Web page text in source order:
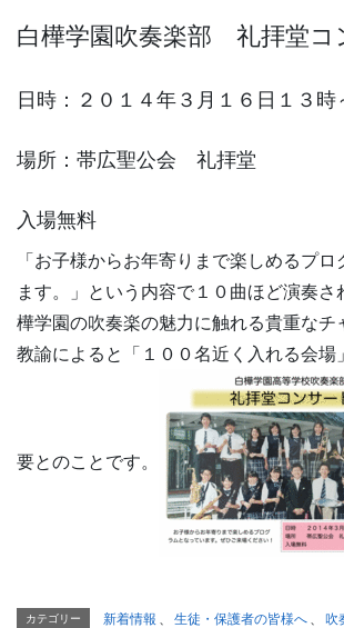
白樺学園吹奏楽部 礼拝堂コ
日時：２０１４年３月１６日１３時
場所：帯広聖公会 礼拝堂
入場無料
「お子様からお年寄りまで楽しめるプ
ます。」という内容で１０曲ほど演奏さ
樺学園の吹奏楽の魅力に触れる貴重なチ
教諭によると「１００名近く入れる会場
要とのことです。
カテゴリー 新着情報 生徒・保護者の皆様へ 吹